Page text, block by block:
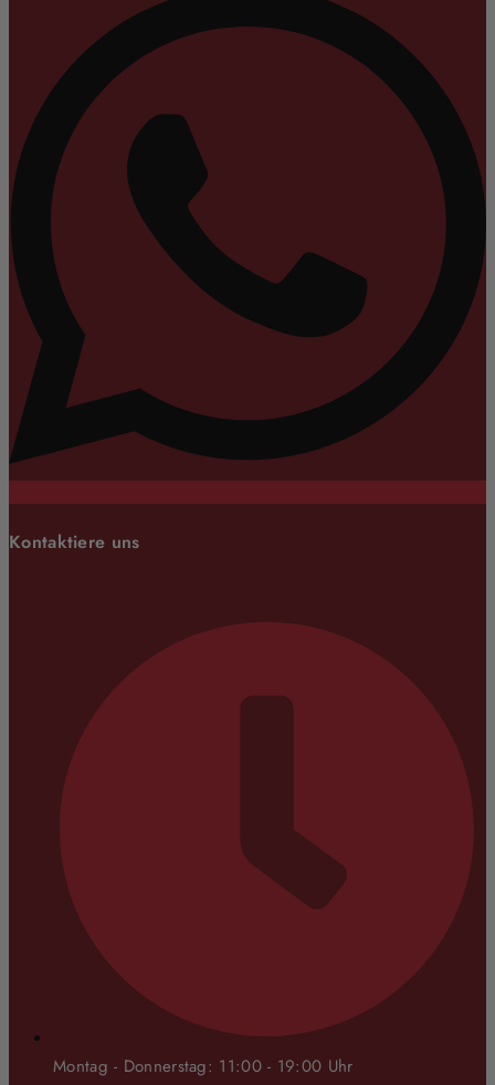
Kontaktiere uns
Montag - Donnerstag: 11:00 - 19:00 Uhr